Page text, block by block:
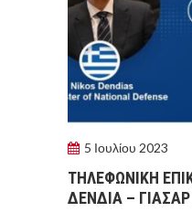
5 Ιουλίου 2023
ΤΗΛΕΦΩΝΙΚΗ
ΔΕΝΔΙΑ –